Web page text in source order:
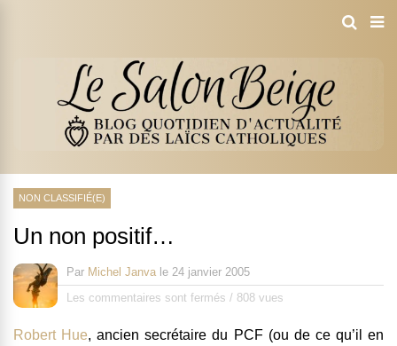
NON CLASSIFIÉ(E)
Un non positif…
Par Michel Janva le 24 janvier 2005
Les commentaires sont fermés / 808 vues
Robert Hue, ancien secrétaire du PCF (ou de ce qu’il en